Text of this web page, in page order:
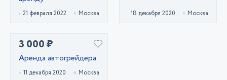
21 февраля 2022 Москва 18 декабря 2020 Москва
3 000 ₽
Аренда автогрейдера
11 декабря 2020 Москва